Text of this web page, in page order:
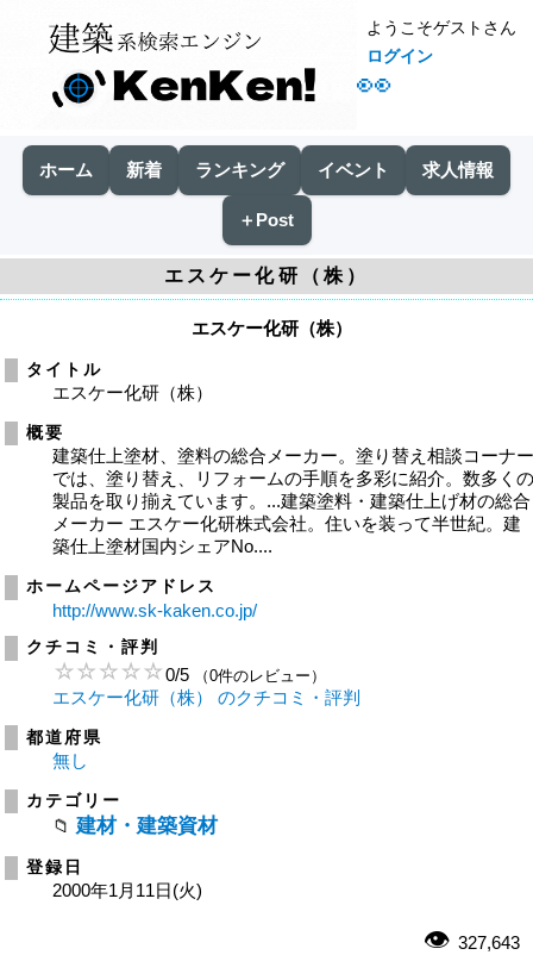
👀
ようこそゲストさん
ログイン
ホーム 新着 ランキング イベント 求人情報
＋Post
エスケー化研（株）
エスケー化研（株）
タイトル
エスケー化研（株）
概要
建築仕上塗材、塗料の総合メーカー。塗り替え相談コーナ
では、塗り替え、リフォームの手順を多彩に紹介。数多く
製品を取り揃えています。...建築塗料・建築仕上げ材の総合
メーカー エスケー化研株式会社。住いを装って半世紀。建
築仕上塗材国内シェアNo....
ホームページアドレス
http://www.sk-kaken.co.jp/
クチコミ・評判
0/5 （0件のレビュー）
エスケー化研（株） のクチコミ・評判
都道府県
無し
カテゴリー
建材・建築資材
登録日
2000年1月11日(火)
327,643